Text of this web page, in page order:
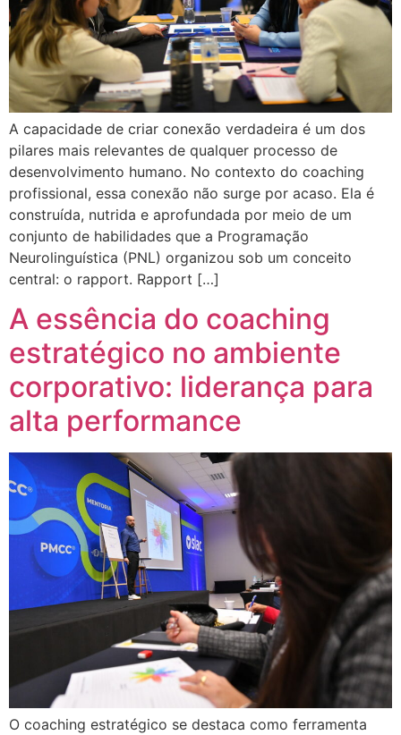
A capacidade de criar conexão verdadeira é um dos
pilares mais relevantes de qualquer processo de
desenvolvimento humano. No contexto do coaching
profissional, essa conexão não surge por acaso. Ela é
construída, nutrida e aprofundada por meio de um
conjunto de habilidades que a Programação
Neurolinguística (PNL) organizou sob um conceito
central: o rapport. Rapport […]
A essência do coaching
estratégico no ambiente
corporativo: liderança para
alta performance
O coaching estratégico se destaca como ferramenta